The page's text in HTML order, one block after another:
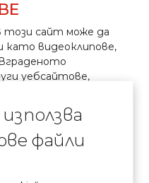
сайт може да
като видеоклипове,
уебсайтове,
ВАШИТЕ
файли